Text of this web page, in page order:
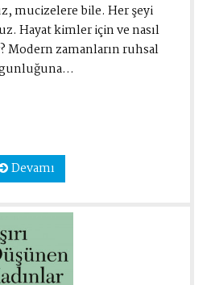
mucizelere bile. Her şeyi
Hayat kimler için ve nasıl
Modern zamanların ruhsal
Devamı